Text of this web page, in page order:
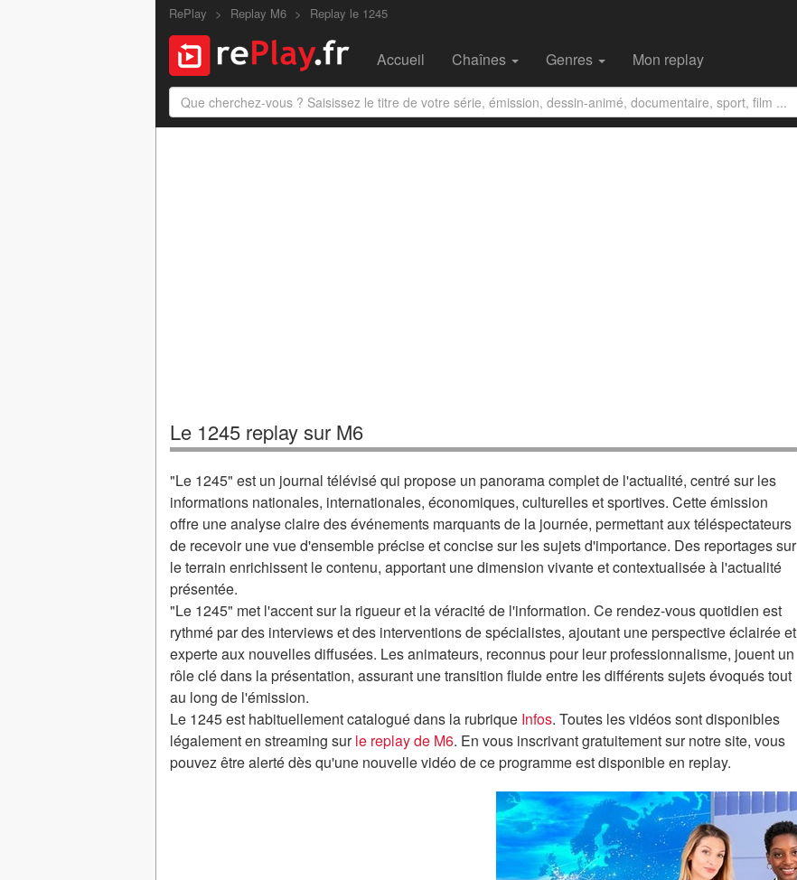
RePlay Replay M6 Replay le 1245
Accueil Chaînes Genres Mon replay
Le 1245 replay sur M6
"Le 1245" est un journal télévisé qui propose un panorama complet de l'actualité, centré sur les
informations nationales, internationales, économiques, culturelles et sportives. Cette émission
offre une analyse claire des événements marquants de la journée, permettant aux téléspectateurs
de recevoir une vue d'ensemble précise et concise sur les sujets d'importance. Des reportages sur
le terrain enrichissent le contenu, apportant une dimension vivante et contextualisée à l'actualité
présentée.
"Le 1245" met l'accent sur la rigueur et la véracité de l'information. Ce rendez-vous quotidien est
rythmé par des interviews et des interventions de spécialistes, ajoutant une perspective éclairée et
experte aux nouvelles diffusées. Les animateurs, reconnus pour leur professionnalisme, jouent un
rôle clé dans la présentation, assurant une transition fluide entre les différents sujets évoqués tout
au long de l'émission.
Le 1245 est habituellement catalogué dans la rubrique Infos. Toutes les vidéos sont disponibles
légalement en streaming surle replay de M6. En vous inscrivant gratuitement sur notre site, vous
pouvez être alerté dès qu'une nouvelle vidéo de ce programme est disponible en replay.